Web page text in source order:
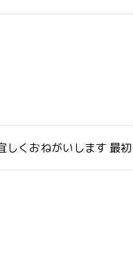
しくおねがいします 最